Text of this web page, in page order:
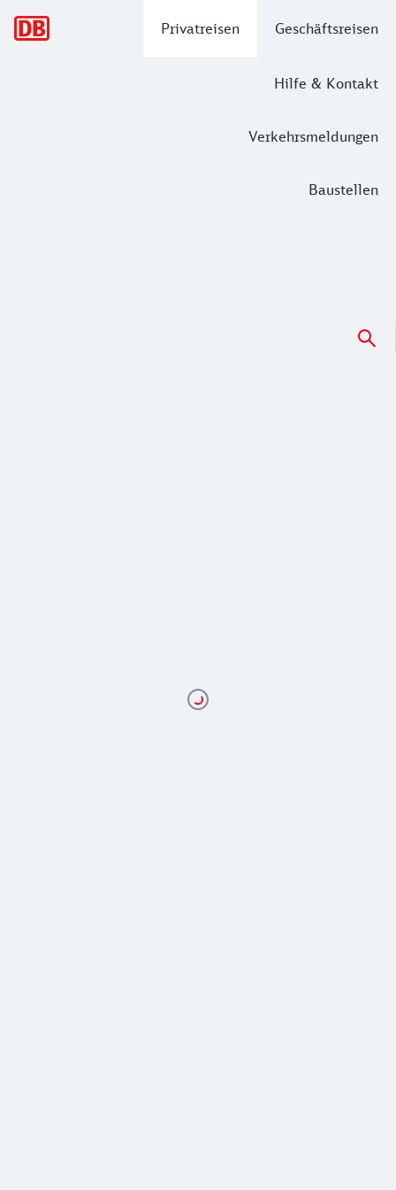
Privatreisen Geschäftsreisen
Hilfe & Kontakt
Verkehrsmeldungen
Baustellen